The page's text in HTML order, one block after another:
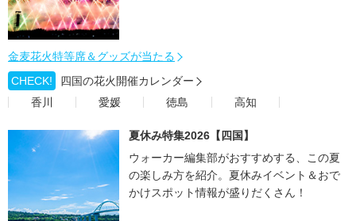
金麦花火特等席＆グッズが当たる
CHECK!
四国の花火開催カレンダー
香川
愛媛 徳島 高知
夏休み特集2026【四国】
ウォーカー編集部がおすすめする、この夏
の楽しみ方を紹介。夏休みイベント＆おで
かけスポット情報が盛りだくさん！